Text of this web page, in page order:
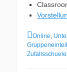
Kategorien
Online,